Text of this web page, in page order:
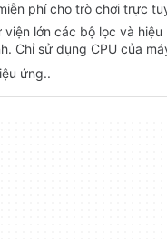
phí cho trò chơi trực
lớn các bộ lọc và
Chỉ sử dụng CPU của
ứng..